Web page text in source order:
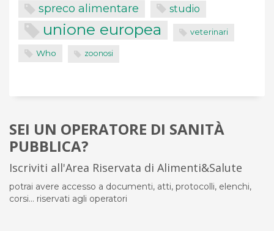
spreco alimentare studio
unione europea veterinari
Who zoonosi
SEI UN OPERATORE DI SANITÀ
PUBBLICA?
Iscriviti all'Area Riservata di Alimenti&Salute
potrai avere accesso a documenti, atti, protocolli, elenchi,
corsi... riservati agli operatori